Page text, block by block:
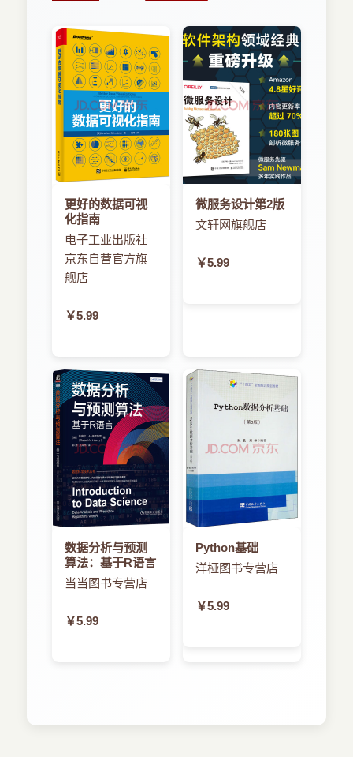
更好的数据可视
化指南
电子工业出版社
京东自营官方旗
舰店
￥5.99
微服务设计第2版
文轩网旗舰店
￥5.99
数据分析与预测
算法：基于R语言
当当图书专营店
￥5.99
Python基础
洋桠图书专营店
￥5.99